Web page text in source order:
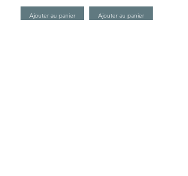
Ajouter au panier Ajouter au panier